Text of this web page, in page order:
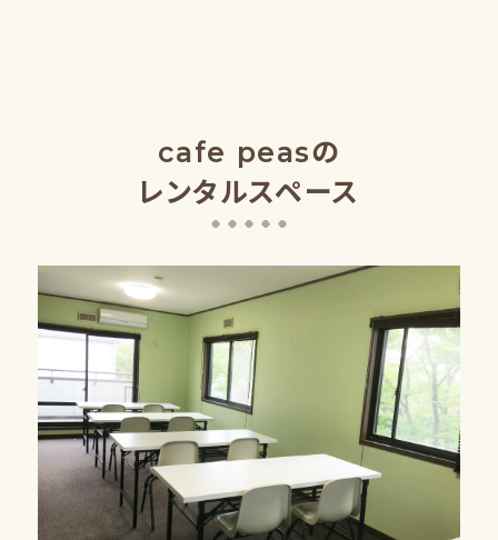
cafe peasの
レンタルスペース